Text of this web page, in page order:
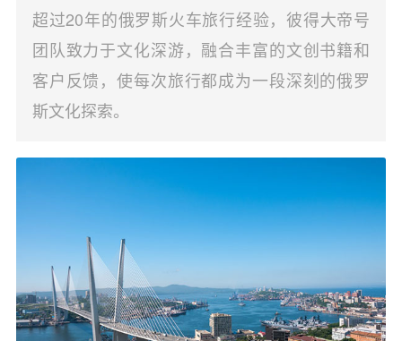
超过20年的俄罗斯火车旅行经验，彼得大帝号
团队致力于文化深游，融合丰富的文创书籍和
客户反馈，使每次旅行都成为一段深刻的俄罗
斯文化探索。